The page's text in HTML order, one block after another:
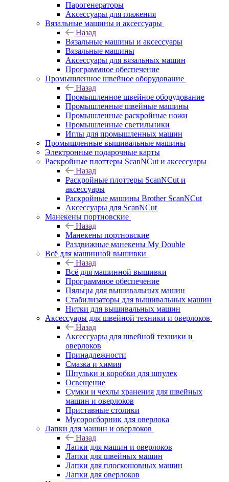
Парогенераторы
Аксессуары для глажения
Вязальные машины и аксессуары
Назад
Вязальные машины и аксессуары
Вязальные машины
Аксессуары для вязальных машин
Программное обеспечение
Промышленное швейное оборудование
Назад
Промышленное швейное оборудование
Промышленные швейные машины
Промышленные раскройные ножи
Промышленные светильники
Иглы для промышленных машин
Промышленные вышивальные машины
Электронные подарочные карты
Раскройные плоттеры ScanNCut и аксессуары
Назад
Раскройные плоттеры ScanNCut и
аксессуары
Раскройные машины Brother ScanNCut
Аксессуары для ScanNCut
Манекены портновские
Назад
Манекены портновские
Раздвижные манекены My Double
Всё для машинной вышивки
Назад
Всё для машинной вышивки
Программное обеспечение
Пяльцы для вышивальных машин
Стабилизаторы для вышивальных машин
Нитки для вышивальных машин
Аксессуары для швейной техники и оверлоков
Назад
Аксессуары для швейной техники и
оверлоков
Принадлежности
Смазка и химия
Шпульки и коробки для шпулек
Освещение
Сумки и чехлы хранения для швейных
машин и оверлоков
Приставные столики
Мусоросборник для оверлока
Лапки для машин и оверлоков
Назад
Лапки для машин и оверлоков
Лапки для швейных машин
Лапки для плоскошовных машин
Лапки для оверлоков